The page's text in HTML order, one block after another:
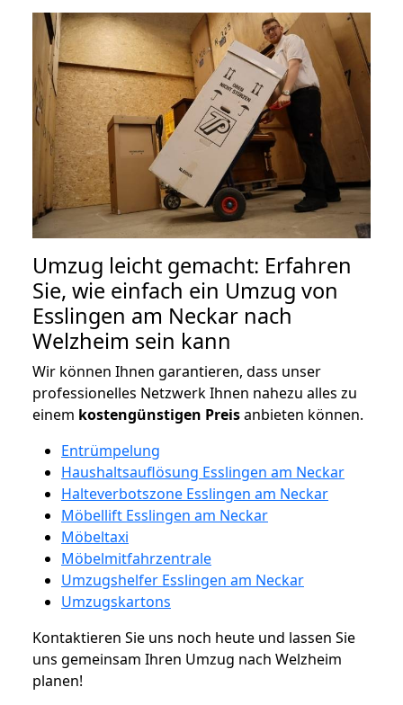
Umzug leicht gemacht: Erfahren
Sie, wie einfach ein Umzug von
Esslingen am Neckar nach
Welzheim sein kann
Wir können Ihnen garantieren, dass unser
professionelles Netzwerk Ihnen nahezu alles zu
einem kostengünstigen Preisanbieten können.
Entrümpelung
Haushaltsauflösung Esslingen am Neckar
Halteverbotszone Esslingen am Neckar
Möbellift Esslingen am Neckar
Möbeltaxi
Möbelmitfahrzentrale
Umzugshelfer Esslingen am Neckar
Umzugskartons
Kontaktieren Sie uns noch heute und lassen Sie
uns gemeinsam Ihren Umzug nach Welzheim
planen!